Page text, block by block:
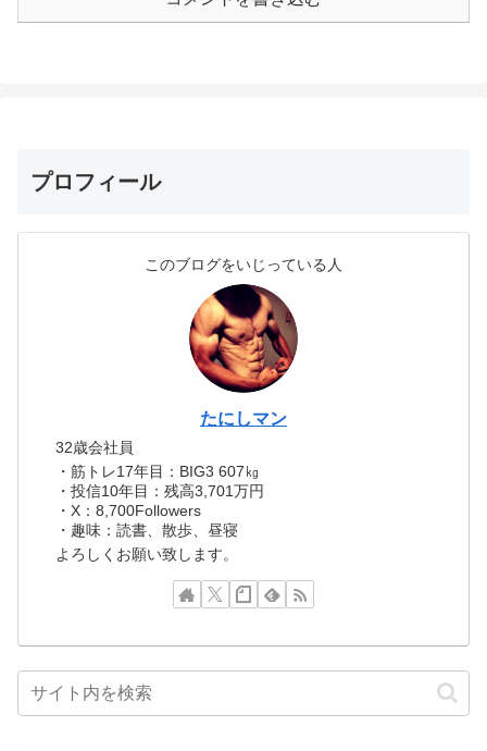
プロフィール
このブログをいじっている人
たにしマン
32歳会社員
・筋トレ17年目：BIG3 607㎏
・投信10年目：残高3,701万円
・X：8,700Followers
・趣味：読書、散歩、昼寝
よろしくお願い致します。